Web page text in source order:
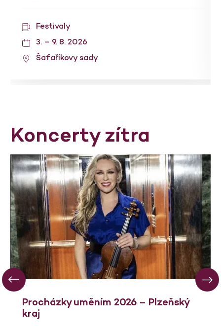
Festivaly
3. – 9. 8. 2026
Šafaříkovy sady
Koncerty zítra
Procházky uměním 2026 – Plzeňský
kraj